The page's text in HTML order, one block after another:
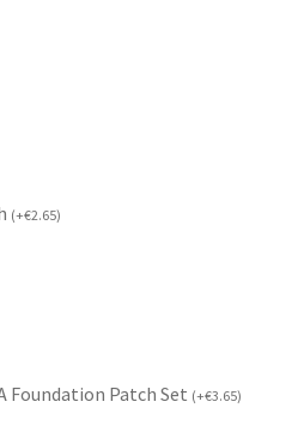
(+€2.65)
Foundation Patch Set (+€3.65)